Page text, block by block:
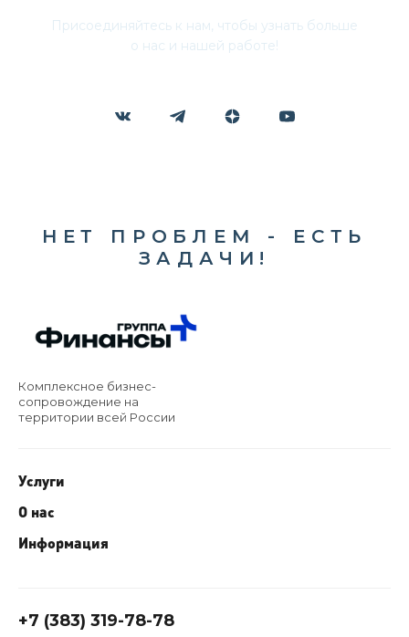
Присоединяйтесь к нам, чтобы узнать больше
о нас и нашей работе!
НЕТ ПРОБЛЕМ - ЕСТЬ
ЗАДАЧИ!
Комплексное бизнес-
сопровождение на
территории всей России
Услуги
О нас
Информация
+7 (383) 319-78-78